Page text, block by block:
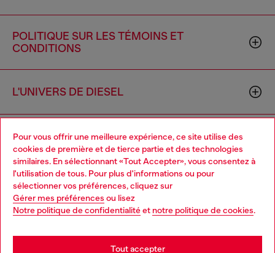
Pour vous offrir une meilleure expérience, ce site utilise des
cookies de première et de tierce partie et des technologies
similaires. En sélectionnant «Tout Accepter», vous consentez à
l'utilisation de tous. Pour plus d'informations ou pour
sélectionner vos préférences, cliquez sur
Gérer mes préférences ou lisez
Notre politique de confidentialitéet notre politique de cookies.
Tout accepter
POLITIQUE SUR LES TÉMOINS ET
CONDITIONS
L'UNIVERS DE DIESEL
ENTREPRISE
Country: CA Language: FR
Choose your location
You are currently browsing Canada website, but it seems you
may be based in United States